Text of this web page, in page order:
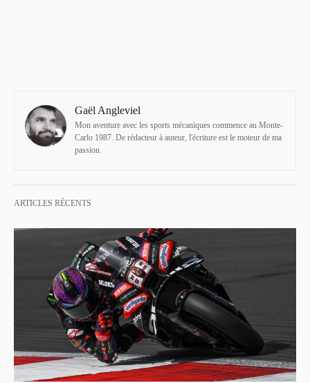
Gaël Angleviel
Mon aventure avec les sports mécaniques commence au Monte-
Carlo 1987. De rédacteur à auteur, l'écriture est le moteur de ma
passion.
ARTICLES RÉCENTS